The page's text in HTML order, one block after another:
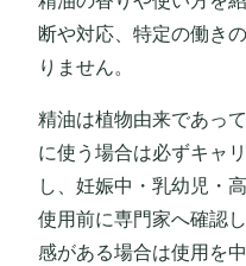
断や対応、特定の働き
りません。
精油は植物由来であっ
に使う場合は必ずキャ
し、妊娠中・乳幼児・
使用前に専門家へ確認
感がある場合は使用を